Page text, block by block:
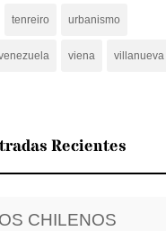
tenreiro urbanismo
viena villanueva
Recientes
CHILENOS